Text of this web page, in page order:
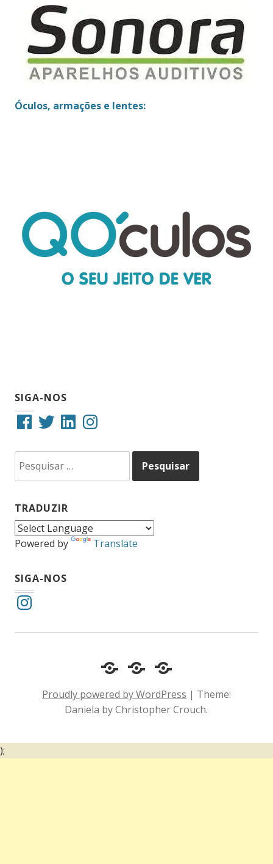
Óculos, armações e lentes:
SIGA-NOS
FacebookTwitterLinkedInInstagram
por:
TRADUZIR
Powered by Translate
SIGA-NOS
Instagram
Cotidiano
Comportamento
Inclusão
e
Acessibilidade
Diário
um
surdo
Proudly powered by WordPress | Theme:
Daniela by Christopher Crouch.
);